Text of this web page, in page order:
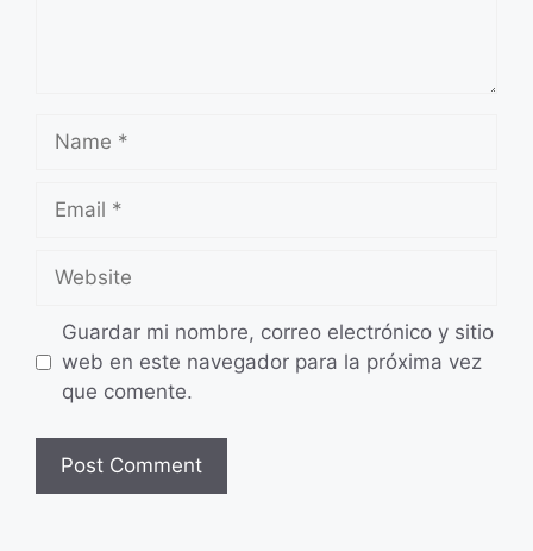
Name
Email
Website
Guardar mi nombre, correo electrónico y sitio
web en este navegador para la próxima vez
que comente.